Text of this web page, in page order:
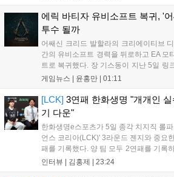
차적으로 합류한다. 마이크로소프트는
스트파티 타이틀과 다양한 장르의 게임
경에서 폭넓게 제공하며 생태계를 확장할
에릭 바티자 유비소프트 복귀, '
투수 될까
어쌔신 크리드 발할라의 크리에이티브
간의 유비소프트 경력을 뒤로하고 EA 모
트로 복귀했다. 장 기스동이 지난 5일 링
으며, 구체적인 담당 업무는 미정이나 최
기를 이끈 그의 복귀가 개발 난항을 겪는
지 업계의 이목이 쏠리고 있다....
게임뉴스 | 윤홍만 01:11
[LCK] 3연패 한화생명 "개개인
기 다운"
한화생명e스포츠가 5일 종각 치지직 롤
언스 코리아(LCK)' 3라운드 젠지와 중요
패를 기록했다. 양 팀 모두 2연패를 기록
경기였는데, 연패를 탈출하고 웃은 팀은
인터뷰 | 김홍제 23:24